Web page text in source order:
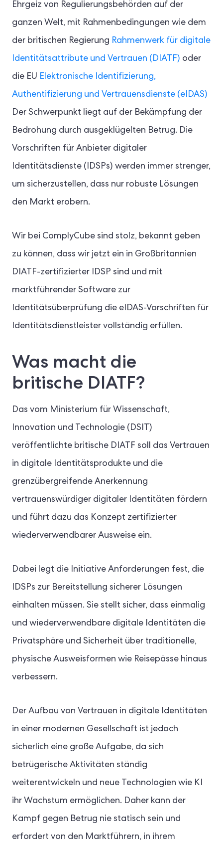
Ehrgeiz von Regulierungsbehörden auf der
ganzen Welt, mit Rahmenbedingungen wie dem
der britischen Regierung Rahmenwerk für digitale
Identitätsattribute und Vertrauen (DIATF) oder
die EU Elektronische Identifizierung,
Authentifizierung und Vertrauensdienste (eIDAS)
Der Schwerpunkt liegt auf der Bekämpfung der
Bedrohung durch ausgeklügelten Betrug. Die
Vorschriften für Anbieter digitaler
Identitätsdienste (IDSPs) werden immer strenger,
um sicherzustellen, dass nur robuste Lösungen
den Markt erobern.
Wir bei ComplyCube sind stolz, bekannt geben
zu können, dass wir jetzt ein in Großbritannien
DIATF-zertifizierter IDSP sind und mit
marktführender Software zur
Identitätsüberprüfung die eIDAS-Vorschriften für
Identitätsdienstleister vollständig erfüllen.
Was macht die
britische DIATF?
Das vom Ministerium für Wissenschaft,
Innovation und Technologie (DSIT)
veröffentlichte britische DIATF soll das Vertrauen
in digitale Identitätsprodukte und die
grenzübergreifende Anerkennung
vertrauenswürdiger digitaler Identitäten fördern
und führt dazu das Konzept zertifizierter
wiederverwendbarer Ausweise ein.
Dabei legt die Initiative Anforderungen fest, die
IDSPs zur Bereitstellung sicherer Lösungen
einhalten müssen. Sie stellt sicher, dass einmalig
und wiederverwendbare digitale Identitäten die
Privatsphäre und Sicherheit über traditionelle,
physische Ausweisformen wie Reisepässe hinaus
verbessern.
Der Aufbau von Vertrauen in digitale Identitäten
in einer modernen Gesellschaft ist jedoch
sicherlich eine große Aufgabe, da sich
betrügerische Aktivitäten ständig
weiterentwickeln und neue Technologien wie KI
ihr Wachstum ermöglichen. Daher kann der
Kampf gegen Betrug nie statisch sein und
erfordert von den Marktführern, in ihrem